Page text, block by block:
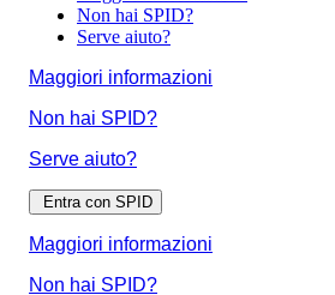
Non hai SPID?
Serve aiuto?
Maggiori informazioni
Non hai SPID?
Serve aiuto?
Entra con SPID
Maggiori informazioni
Non hai SPID?